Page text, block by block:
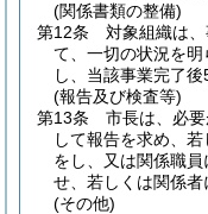
(関係書類の整備)
第12条
対象組織は
て、一切の状況を
し、当該事業完了
(報告及び検査等)
第13条
市長は、必
して報告を求め、
をし、又は関係職
せ、若しくは関係者
(その他)